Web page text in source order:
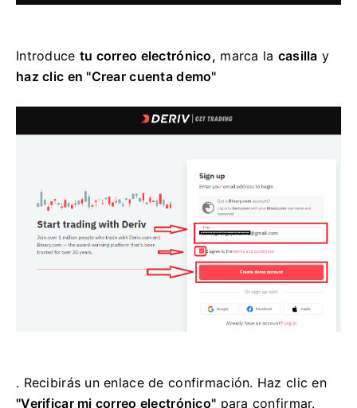
Introduce tu correo electrónico, marca la casilla y
haz clic en "Crear cuenta demo"
. Recibirás un enlace de confirmación. Haz clic en
"Verificar mi correo electrónico" para confirmar.